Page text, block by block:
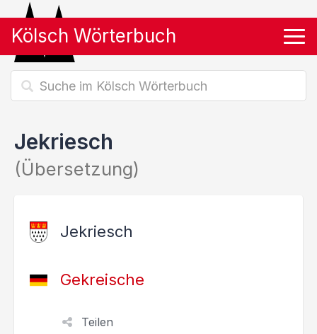
Kölsch Wörterbuch
Jekriesch
(Übersetzung)
Jekriesch
Gekreische
Teilen